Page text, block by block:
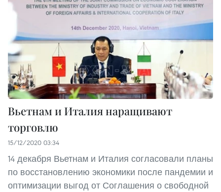
Вьетнам и Италия наращивают
торговлю
15/12/2020 03:34
14 декабря Вьетнам и Италия согласовали планы
по восстановлению экономики после пандемии и
оптимизации выгод от Соглашения о свободной